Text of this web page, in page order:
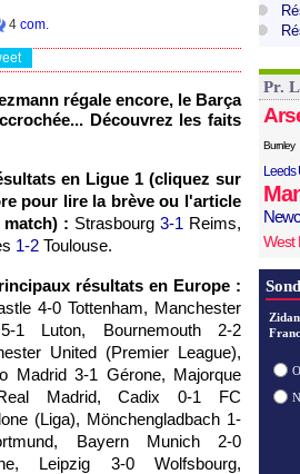
4 com.
régale encore, le Barça
Découvrez les faits
en Ligue 1 (cliquez sur
pour lire la brève ou l'article
: Strasbourg 3-1 Reims,
1-2 Toulouse.
résultats en Europe :
4-0 Tottenham, Manchester
1 Luton, Bournemouth 2-2
United (Premier League),
Madrid 3-1 Gérone, Majorque
Madrid, Cadix 0-1 FC
(Liga), Mönchengladbach 1-
Bayern Munich 2-0
Leipzig 3-0 Wolfsbourg,
Pr.
Burnley
Leeds
West